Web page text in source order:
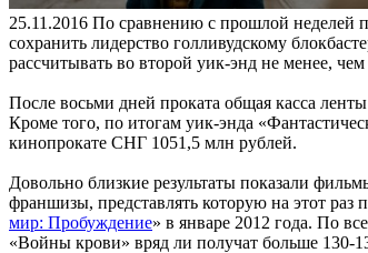
25.11.2016 По сравнению с прошлой неделей
сохранить лидерство голливудскому
рассчитывать во второй уик-энд не менее,
После восьми дней проката общая касса
Кроме того, по итогам уик-энда
кинопрокате СНГ 1051,5 млн рублей.
Довольно близкие результаты показали
франшизы, представлять которую на этот раз
мир: Пробуждение» в январе 2012 года. По
«Войны крови» вряд ли получат больше 130-